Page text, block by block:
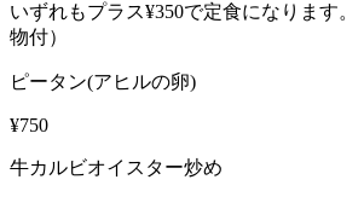
いずれもプラス¥350で定食になります
物付）
ピータン(アヒルの卵)
¥750
牛カルビオイスター炒め